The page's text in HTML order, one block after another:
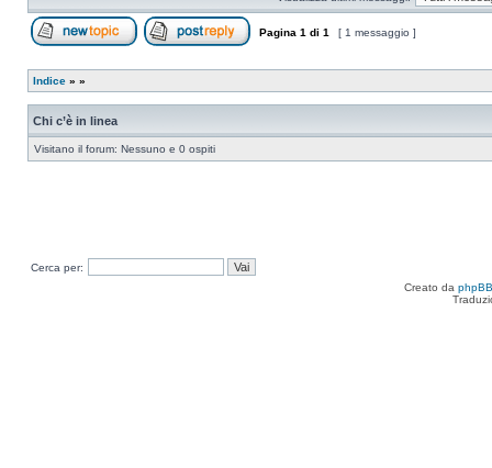
Pagina 1 di 1 [ 1 messaggio ]
Indice » »
Chi c’è in linea
Visitano il forum: Nessuno e 0 ospiti
Cerca per:
Creato da phpBB